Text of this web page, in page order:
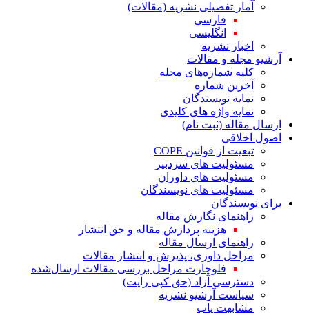
آمار تفصیلی نشریه (مقالات)
فارسی
انگلیسی
اخبار نشریه
آرشیو مجله و مقالات
کلیه شماره‌های مجله
آخرین شماره
نمایه نویسندگان
نمایه واژه های کلیدی
ارسال مقاله (ثبت نام)
اصول اخلاقی
تبعیت از قوانین COPE
مسئولیت های سردبیر
مسئولیت های داوران
مسئولیت های نویسندگان
برای نویسندگان
راهنمای نگارش مقاله
هزینه پردازش مقاله و حق انتشار
راهنمای ارسال مقاله
مراحل داوری، پذیرش و انتشار مقالات
فلوچارت مراحل بررسی مقالات ارسال‌شده
دسترسی آزاد (حق کپی رایت)
سیاست آرشیو نشریه
مشابهت یاب